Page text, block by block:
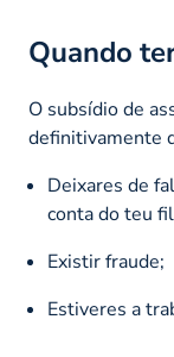
Quando
O subsídio de
definitivamente
Deixares de
conta do teu
Existir fraude;
Estiveres a